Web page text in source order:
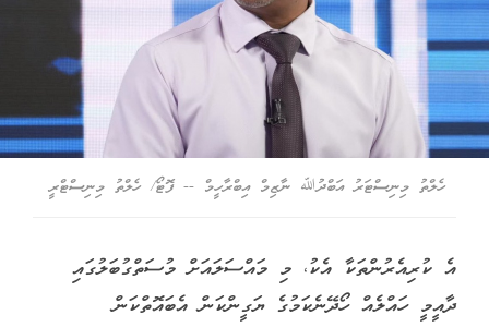
ހެލްތު މިނިސްޓަރު އަބްދުﷲ ނާޒިމް އިބްރާހީމް -- ފޮޓޯ/ ހެލްތު މިނިސްޓްރީ
އެ ކުރިއެރުންތަކާ އެކު، މި މައްސަލައަށް މުސަތްގުބަލުގައި
ދާއީމީ ހައްލެއް ހޯދޭނެކަމުގެ ޔަގީންކަން އެބައޮތްކަން